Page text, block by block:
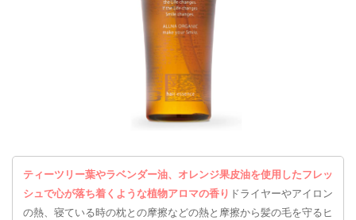
ティーツリー葉やラベンダー油、オレンジ果皮油を使用したフレッ
シュで心が落ち着くような植物アロマの香り
ドライヤーやアイロン
の熱、寝ている時の枕との摩擦などの熱と摩擦から髪の毛を守るヒ